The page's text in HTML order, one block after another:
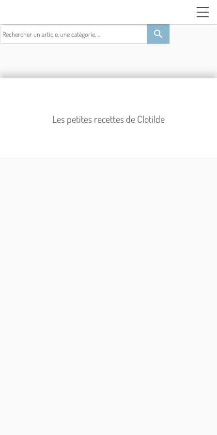
search
Les petites recettes de Clotilde